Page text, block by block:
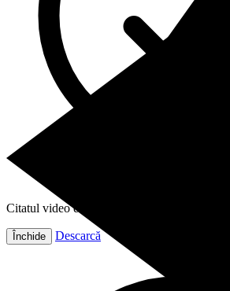
Citatul video este gata!
Închide Descarcă